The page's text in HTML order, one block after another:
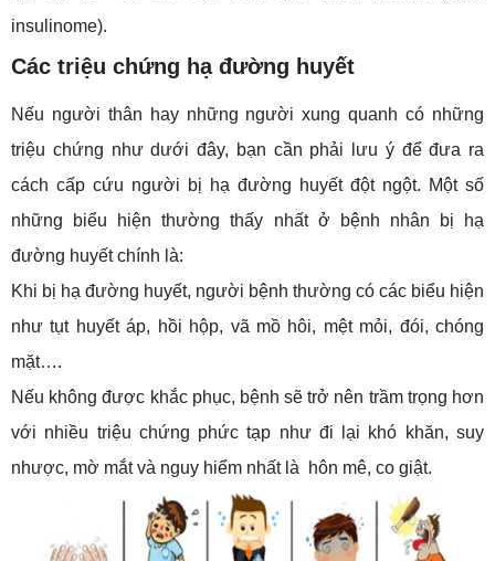
insulinome).
Các triệu chứng hạ đường huyết
Nếu người thân hay những người xung quanh có những
triệu chứng như dưới đây, bạn cần phải lưu ý để đưa ra
cách cấp cứu người bị hạ đường huyết đột ngột. Một số
những biểu hiện thường thấy nhất ở bệnh nhân bị hạ
đường huyết chính là:
Khi bị hạ đường huyết, người bệnh thường có các biểu hiện
như tụt huyết áp, hồi hộp, vã mồ hôi, mệt mỏi, đói, chóng
mặt….
Nếu không được khắc phục, bệnh sẽ trở nên trầm trọng hơn
với nhiều triệu chứng phức tạp như đi lại khó khăn, suy
nhược, mờ mắt và nguy hiểm nhất là hôn mê, co giật.